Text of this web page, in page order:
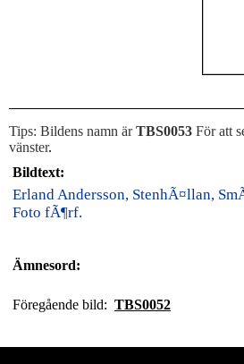
Tips: Bildens namn ärTBS0053 För att
vänster.
Bildtext:
Erland Andersson, StenhÃ¤llan,
Foto fÃ¶rf.
Ämnesord:
Föregående bild: TBS0052